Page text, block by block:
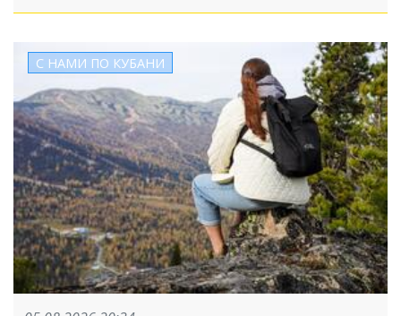
С НАМИ ПО КУБАНИ